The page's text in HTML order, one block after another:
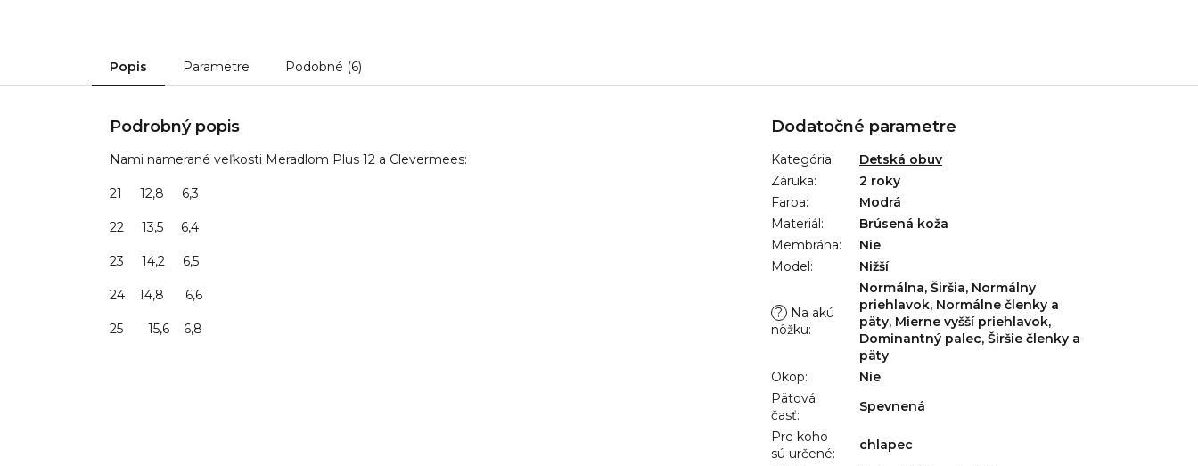
Popis Parametre Podobné (6)
Podrobný popis
Nami namerané veľkosti Meradlom Plus 12 a Clevermees:
21 12,8 6,3
22 13,5 6,4
23 14,2 6,5
24 14,8 6,6
25 15,6 6,8
Dodatočné parametre
Kategória:
Detská obuv
Záruka:
2 roky
Farba:
Modrá
Materiál:
Brúsená koža
Membrána:
Nie
Model: Nižší
?
Na akú
nôžku:
Normálna, Širšia, Normálny
priehlavok, Normálne členky a
päty, Mierne vyšší priehlavok,
Dominantný palec, Širšie členky a
päty
Okop:
Nie
Pätová
časť:
Spevnená
Pre koho
sú určené:
chlapec